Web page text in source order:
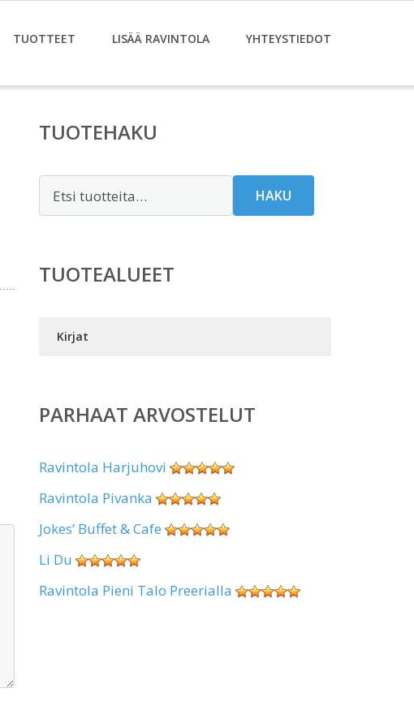
TUOTTEET LISÄÄ RAVINTOLA YHTEYSTIEDOT
TUOTEHAKU
HAKU
TUOTEALUEET
Kirjat
PARHAAT ARVOSTELUT
Ravintola Harjuhovi
Ravintola Pivanka
Jokes’ Buffet & Cafe
Li Du
Ravintola Pieni Talo Preerialla